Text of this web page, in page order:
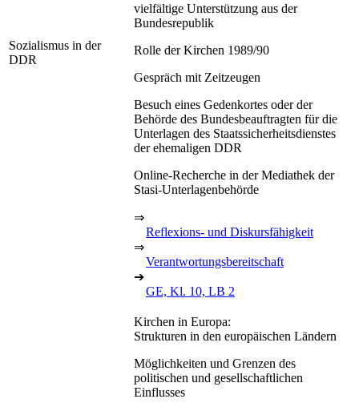
Sozialismus in der
DDR
vielfältige Unterstützung aus der
Bundesrepublik
Rolle der Kirchen 1989/90
Gespräch mit Zeitzeugen
Besuch eines Gedenkortes oder der
Behörde des Bundesbeauftragten für die
Unterlagen des Staatssicherheitsdienstes
der ehemaligen DDR
Online-Recherche in der Mediathek der
Stasi-Unterlagenbehörde
⇒
Reflexions- und Diskursfähigkeit
⇒
Verantwortungsbereitschaft
➔
GE, Kl. 10, LB 2
Kirchen in Europa:
Strukturen in den europäischen Ländern
Möglichkeiten und Grenzen des
politischen und gesellschaftlichen
Einflusses